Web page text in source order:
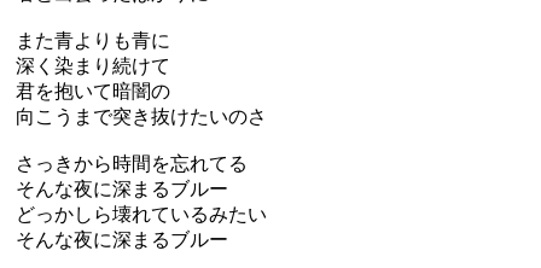
また青よりも青に
深く染まり続けて
君を抱いて暗闇の
向こうまで突き抜けたいのさ
さっきから時間を忘れてる
そんな夜に深まるブルー
どっかしら壊れているみたい
そんな夜に深まるブルー